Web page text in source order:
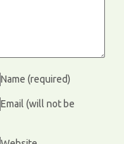
Name (required)
Email (will not be